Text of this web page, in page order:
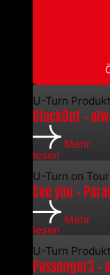
U-Turn
BlackOut –
Mehr
lesen
U-Turn on Tour
See you –
Mehr
lesen
U-Turn
Passenger3 –